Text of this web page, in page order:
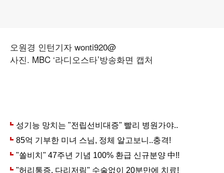
오원경 인턴기자 wonti920@
사진. MBC ‘라디오스타’방송화면 캡처